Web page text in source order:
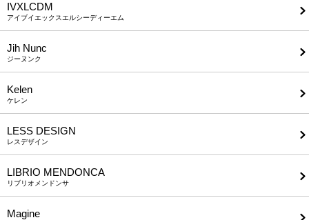
IVXLCDM
アイブイエックスエルシーディーエム
Jih Nunc
ジーヌンク
Kelen
ケレン
LESS DESIGN
レスデザイン
LIBRIO MENDONCA
リブリオメンドンサ
Magine